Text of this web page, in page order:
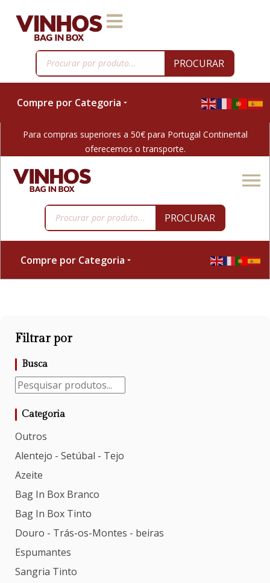
PROCURAR
Compre por Categoria
Para compras superiores a 50€ para Portugal Continental
oferecemos o transporte.
PROCURAR
Compre por Categoria
Filtrar por
Busca
Categoria
Outros
Alentejo - Setúbal - Tejo
Azeite
Bag In Box Branco
Bag In Box Tinto
Douro - Trás-os-Montes - beiras
Espumantes
Sangria Tinto